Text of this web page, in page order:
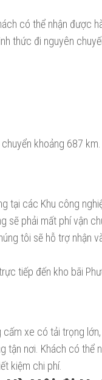
có thể nhận được
thức đi nguyên
khoảng 687
tại các Khu công
sẽ phải mất phí vận
tôi sẽ hỗ trợ nhận
tiếp đến kho bãi
xe có tải trọng
tận nơi. Khách có thể
kiệm chi phí.